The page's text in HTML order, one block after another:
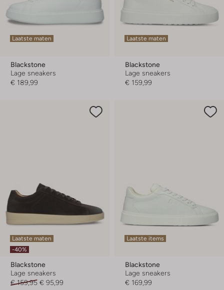
Laatste maten
Blackstone
Lage sneakers
€ 189,99
Laatste maten
Blackstone
Lage sneakers
€ 159,99
Laatste maten
-40%
Blackstone
Lage sneakers
€ 159,95 € 95,99
Laatste items
Blackstone
Lage sneakers
€ 169,99